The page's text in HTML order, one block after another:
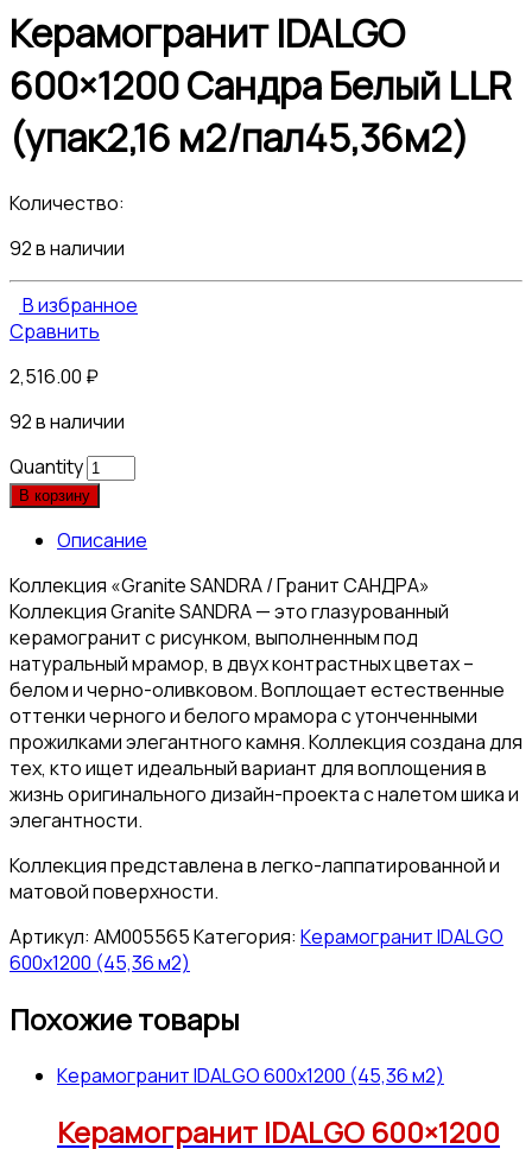
Керамогранит IDALGO
600×1200 Сандра Белый LLR
(упак2,16 м2/пал45,36м2)
Количество:
92 в наличии
В избранное
Сравнить
2,516.00 ₽
92 в наличии
Quantity
В корзину
Описание
Коллекция «Granite SANDRA / Гранит САНДРА»
Коллекция Granite SANDRA — это глазурованный
керамогранит с рисунком, выполненным под
натуральный мрамор, в двух контрастных цветах –
белом и черно-оливковом. Воплощает естественные
оттенки черного и белого мрамора с утонченными
прожилками элегантного камня. Коллекция создана для
тех, кто ищет идеальный вариант для воплощения в
жизнь оригинального дизайн-проекта с налетом шика и
элегантности.
Коллекция представлена в легко-лаппатированной и
матовой поверхности.
Артикул: АМ005565Категория: Керамогранит IDALGO
600x1200 (45,36 м2)
Похожие товары
Керамогранит IDALGO 600x1200 (45,36 м2)
Керамогранит IDALGO 600×1200